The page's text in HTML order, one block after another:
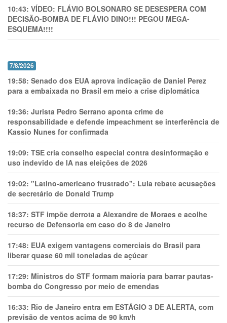
10:43: VÍDEO: FLÁVIO BOLSONARO SE DESESPERA COM
DECISÃO-BOMBA DE FLÁVIO DINO!!! PEGOU MEGA-
ESQUEMA!!!!
7/8/2026
19:58: Senado dos EUA aprova indicação de Daniel Perez
para a embaixada no Brasil em meio a crise diplomática
19:36: Jurista Pedro Serrano aponta crime de
responsabilidade e defende impeachment se interferência de
Kassio Nunes for confirmada
19:09: TSE cria conselho especial contra desinformação e
uso indevido de IA nas eleições de 2026
19:02: "Latino-americano frustrado": Lula rebate acusações
de secretário de Donald Trump
18:37: STF impõe derrota a Alexandre de Moraes e acolhe
recurso de Defensoria em caso do 8 de Janeiro
17:48: EUA exigem vantagens comerciais do Brasil para
liberar quase 60 mil toneladas de açúcar
17:29: Ministros do STF formam maioria para barrar pautas-
bomba do Congresso por meio de emendas
16:33: Rio de Janeiro entra em ESTÁGIO 3 DE ALERTA, com
previsão de ventos acima de 90 km/h